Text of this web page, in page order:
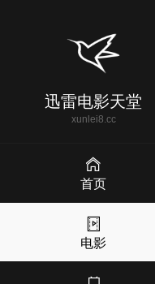
迅雷电影天堂
xunlei8.cc
首页
电影